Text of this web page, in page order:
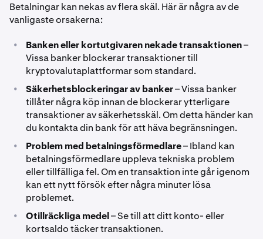
Betalningar kan nekas av flera skäl. Här är några av de
vanligaste orsakerna:
• Banken eller kortutgivaren nekade transaktionen–
Vissa banker blockerar transaktioner till
kryptovalutaplattformar som standard.
• Säkerhetsblockeringar av banker– Vissa banker
tillåter några köp innan de blockerar ytterligare
transaktioner av säkerhetsskäl. Om detta händer kan
du kontakta din bank för att häva begränsningen.
• Problem med betalningsförmedlare– Ibland kan
betalningsförmedlare uppleva tekniska problem
eller tillfälliga fel. Om en transaktion inte går igenom
kan ett nytt försök efter några minuter lösa
problemet.
• Otillräckliga medel– Se till att ditt konto- eller
kortsaldo täcker transaktionen.